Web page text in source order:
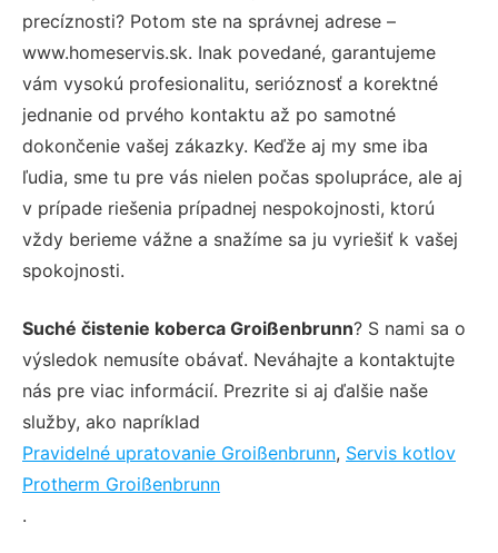
precíznosti? Potom ste na správnej adrese –
www.homeservis.sk. Inak povedané, garantujeme
vám vysokú profesionalitu, serióznosť a korektné
jednanie od prvého kontaktu až po samotné
dokončenie vašej zákazky. Keďže aj my sme iba
ľudia, sme tu pre vás nielen počas spolupráce, ale aj
v prípade riešenia prípadnej nespokojnosti, ktorú
vždy berieme vážne a snažíme sa ju vyriešiť k vašej
spokojnosti.
Suché čistenie koberca Groißenbrunn? S nami sa o
výsledok nemusíte obávať. Neváhajte a kontaktujte
nás pre viac informácií. Prezrite si aj ďalšie naše
služby, ako napríklad
Pravidelné upratovanie Groißenbrunn, Servis kotlov
Protherm Groißenbrunn
.